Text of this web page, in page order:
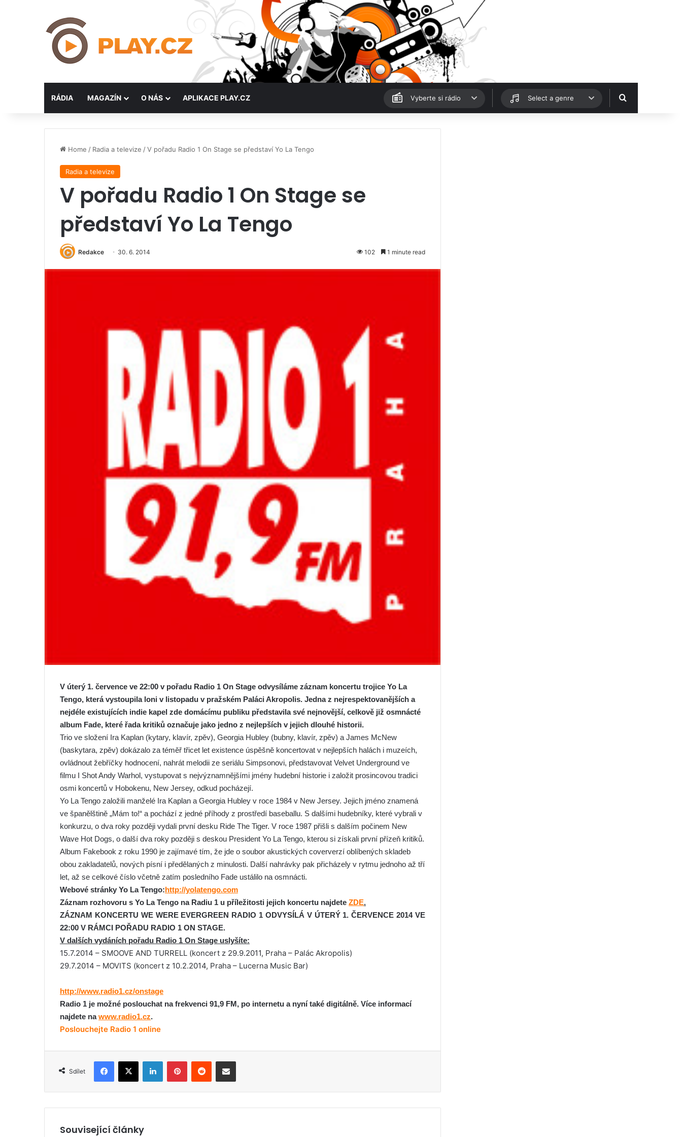
RÁDIA MAGAZÍN O NÁS APLIKACE PLAY.CZ Vyberte si rádio Select a genre Hledat
Home / Radia a televize /V pořadu Radio 1 On Stage se představí Yo La Tengo
Radia a televize
V pořadu Radio 1 On Stage se
představí Yo La Tengo
Redakce 30. 6. 2014 102 1 minute read
V úterý 1. července ve 22:00 v pořadu Radio 1 On Stage odvysíláme záznam koncertu trojice Yo La
Tengo, která vystoupila loni v listopadu v pražském Paláci Akropolis. Jedna z nejrespektovanějších a
nejdéle existujících indie kapel zde domácímu publiku představila své nejnovější, celkově již osmnácté
album Fade, které řada kritiků označuje jako jedno z nejlepších v jejich dlouhé historii.
Trio ve složení Ira Kaplan (kytary, klavír, zpěv), Georgia Hubley (bubny, klavír, zpěv) a James McNew
(baskytara, zpěv) dokázalo za téměř třicet let existence úspěšně koncertovat v nejlepších halách i muzeích,
ovládnout žebříčky hodnocení, nahrát melodii ze seriálu Simpsonovi, představovat Velvet Underground ve
filmu I Shot Andy Warhol, vystupovat s nejvýznamnějšími jmény hudební historie i založit prosincovou tradici
osmi koncertů v Hobokenu, New Jersey, odkud pocházejí.
Yo La Tengo založili manželé Ira Kaplan a Georgia Hubley v roce 1984 v New Jersey. Jejich jméno znamená
ve španělštině „Mám to!“ a pochází z jedné příhody z prostředí baseballu. S dalšími hudebníky, které vybrali v
konkurzu, o dva roky později vydali první desku Ride The Tiger. V roce 1987 přišli s dalším počinem New
Wave Hot Dogs, o další dva roky později s deskou President Yo La Tengo, kterou si získali první přízeň kritiků.
Album Fakebook z roku 1990 je zajímavé tím, že jde o soubor akustických coververzí oblíbených skladeb
obou zakladatelů, nových písní i předělaných z minulosti. Další nahrávky pak přicházely v rytmu jednoho až tří
let, až se celkové číslo včetně zatím posledního Fade ustálilo na osmnácti.
Webové stránky Yo La Tengo:http://yolatengo.com
Záznam rozhovoru s Yo La Tengo na Radiu 1 u příležitosti jejich koncertu najdete ZDE.
ZÁZNAM KONCERTU WE WERE EVERGREEN RADIO 1 ODVYSÍLÁ V ÚTERÝ 1. ČERVENCE 2014 VE
22:00 V RÁMCI POŘADU RADIO 1 ON STAGE.
V dalších vydáních pořadu Radio 1 On Stage uslyšíte:
15.7.2014 – SMOOVE AND TURRELL (koncert z 29.9.2011, Praha – Palác Akropolis)
29.7.2014 – MOVITS (koncert z 10.2.2014, Praha – Lucerna Music Bar)
http://www.radio1.cz/onstage
Radio 1 je možné poslouchat na frekvenci 91,9 FM, po internetu a nyní také digitálně. Více informací
najdete nawww.radio1.cz.
Poslouchejte Radio 1 online
Sdílet
Související články